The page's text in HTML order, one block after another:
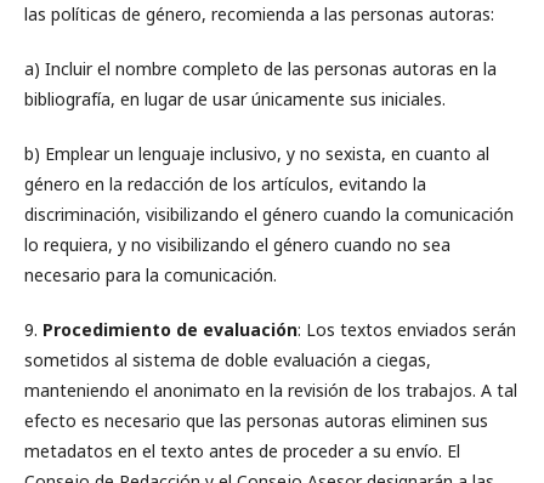
las políticas de género, recomienda a las personas autoras:
a) Incluir el nombre completo de las personas autoras en la
bibliografía, en lugar de usar únicamente sus iniciales.
b) Emplear un lenguaje inclusivo, y no sexista, en cuanto al
género en la redacción de los artículos, evitando la
discriminación, visibilizando el género cuando la comunicación
lo requiera, y no visibilizando el género cuando no sea
necesario para la comunicación.
9. Procedimiento de evaluación: Los textos enviados serán
sometidos al sistema de doble evaluación a ciegas,
manteniendo el anonimato en la revisión de los trabajos. A tal
efecto es necesario que las personas autoras eliminen sus
metadatos en el texto antes de proceder a su envío. El